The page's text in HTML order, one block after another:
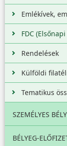
Emlékívek,
FDC
Rendelések
Külföldi
Tematikus
SZEMÉLYES
BÉLYEG-